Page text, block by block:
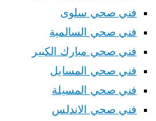
فني صحي سلوى
فني صحي السالمية
فني صحي مبارك الكبير
فني صحي المسايل
فني صحي المسيلة
فني صحي الاندلس